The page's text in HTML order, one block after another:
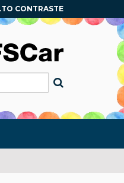
Busca
CONTRASTE